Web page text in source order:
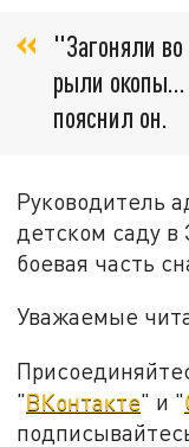
"Загоняли
рыли
пояснил он.
Руководитель
детском саду в
боевая часть
Уважаемые
"ВКонтакте" и "